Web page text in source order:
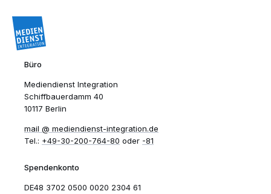
Büro
Mediendienst Integration
Schiffbauerdamm 40
10117 Berlin
mail​
mediendienst-integration.de
Tel.: +49-30-200-764-80 oder -81
Spendenkonto
DE48 3702 0500 0020 2304 61